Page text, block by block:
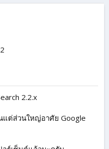
2.2.x
แต่ส่วนใหญ่อาศัย Google